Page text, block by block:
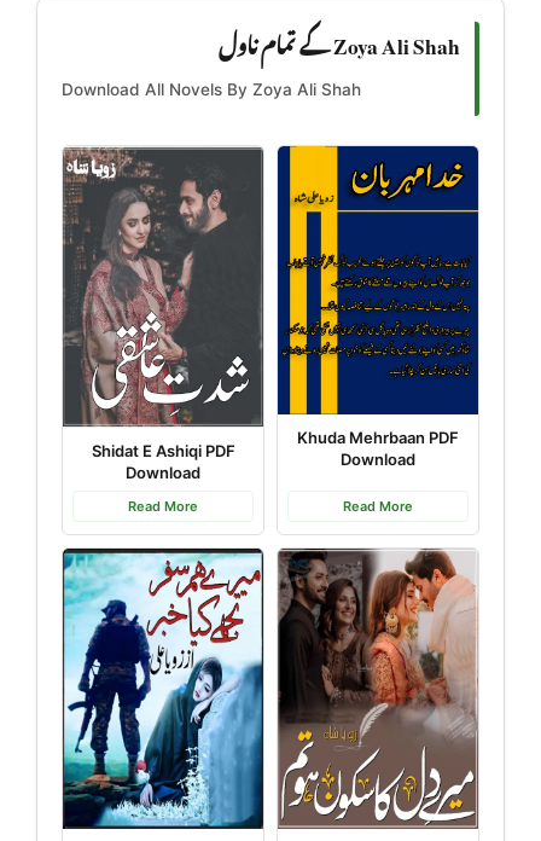
Zoya Ali Shah کے تمام ناول
Download All Novels By Zoya Ali Shah
Shidat E Ashiqi PDF
Download
Read More
Khuda Mehrbaan PDF
Download
Read More